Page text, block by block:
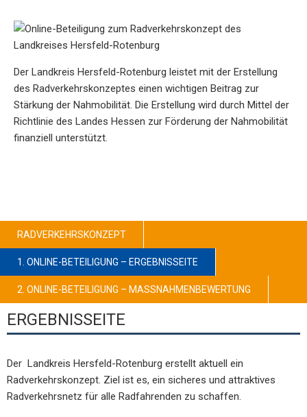
Der Landkreis Hersfeld-Rotenburg leistet mit der Erstellung
des Radverkehrskonzeptes einen wichtigen Beitrag zur
Stärkung der Nahmobilität. Die Erstellung wird durch Mittel der
Richtlinie des Landes Hessen zur Förderung der Nahmobilität
finanziell unterstützt.
RADVERKEHRSKONZEPT
1. ONLINE-BETEILIGUNG – ERGEBNISSEITE
2. ONLINE-BETEILIGUNG – MASSNAHMENBEWERTUNG
ERGEBNISSEITE
Der Landkreis Hersfeld-Rotenburg erstellt aktuell ein
Radverkehrskonzept. Ziel ist es, ein sicheres und attraktives
Radverkehrsnetz für alle Radfahrenden zu schaffen.